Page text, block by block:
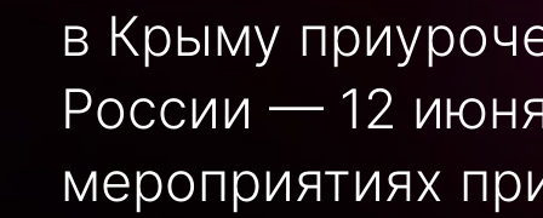
в Крыму
России — 12
мероприятиях